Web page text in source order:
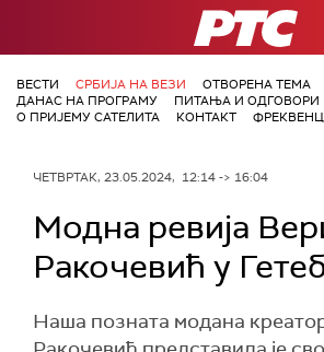
РТС
ВЕСТИ СРБИЈА НА ВЕЗИ
ОТВОРЕНА ТЕМА
ДАНАС НА ПРОГРАМУ
ПИТАЊА И ОДГОВОРИ
О ПРИЈЕМУ САТЕЛИТА
КОНТАКТ
ЧЕТВРТАК, 23.05.2024, 12:14 -> 16:04
Модна ревија
Ракочевић у
Наша позната модана